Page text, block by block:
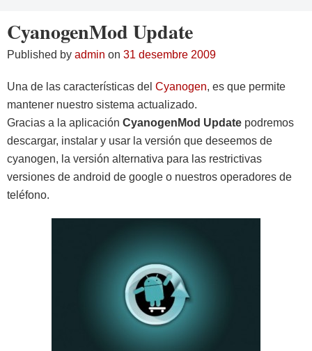
CyanogenMod Update
Published by admin on 31 desembre 2009
Una de las características del Cyanogen, es que permite
mantener nuestro sistema actualizado.
Gracias a la aplicación CyanogenMod Update podremos
descargar, instalar y usar la versión que deseemos de
cyanogen, la versión alternativa para las restrictivas
versiones de android de google o nuestros operadores de
teléfono.